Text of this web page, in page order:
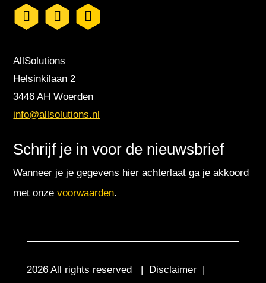
AllSolutions
Helsinkilaan 2
3446 AH Woerden
info@allsolutions.nl
Schrijf je in voor de nieuwsbrief
Wanneer je je gegevens hier achterlaat ga je akkoord
met onzevoorwaarden.
2026 All rights reserved | Disclaimer |